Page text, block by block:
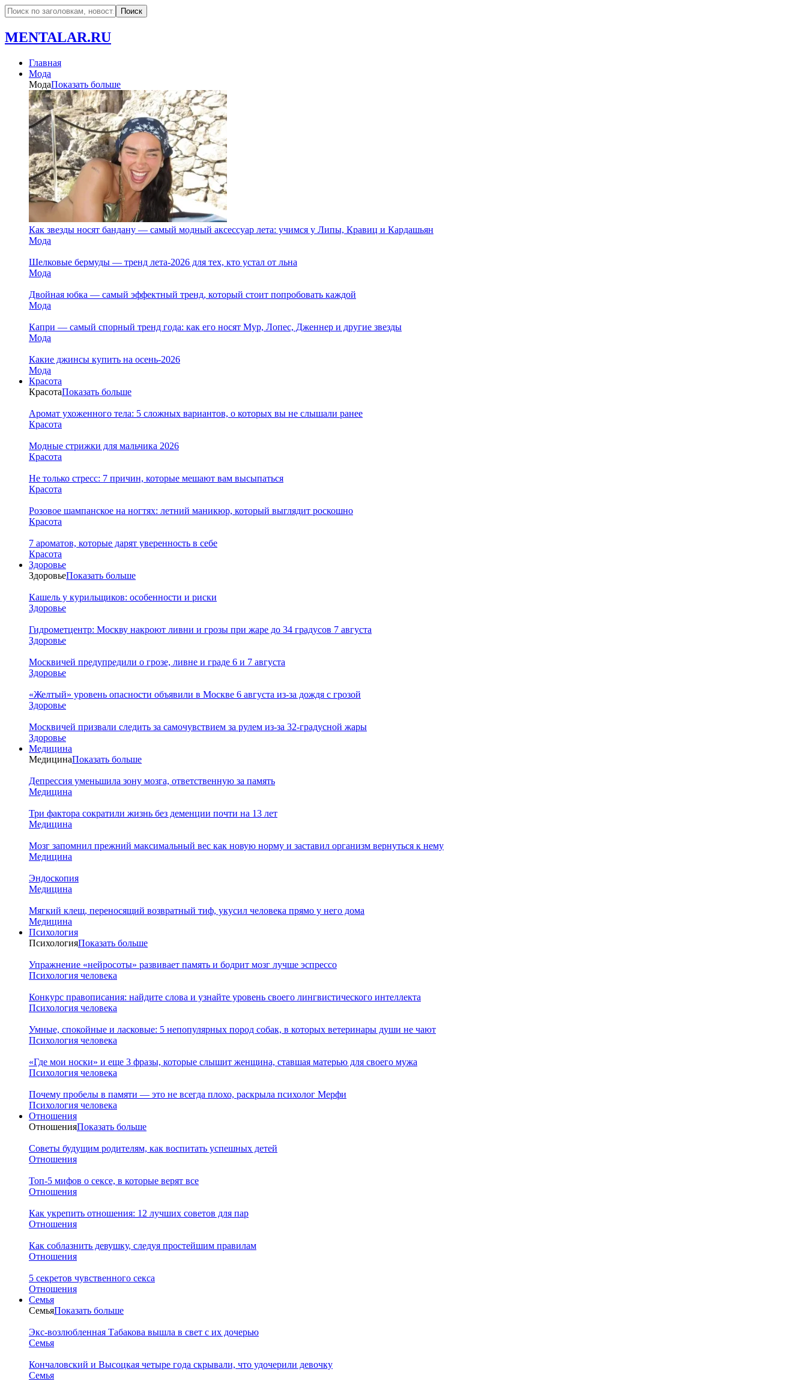
MENTALAR.RU
Главная
Мода
МодаПоказать больше
Как звезды носят бандану — самый модный аксессуар лета: учимся у Липы, Кравиц и Кардашьян
Мода
Шелковые бермуды — тренд лета-2026 для тех, кто устал от льна
Мода
Двойная юбка — самый эффектный тренд, который стоит попробовать каждой
Мода
Капри — самый спорный тренд года: как его носят Мур, Лопес, Дженнер и другие звезды
Мода
Какие джинсы купить на осень-2026
Мода
Красота
КрасотаПоказать больше
Аромат ухоженного тела: 5 сложных вариантов, о которых вы не слышали ранее
Красота
Модные стрижки для мальчика 2026
Красота
Не только стресс: 7 причин, которые мешают вам высыпаться
Красота
Розовое шампанское на ногтях: летний маникюр, который выглядит роскошно
Красота
7 ароматов, которые дарят уверенность в себе
Красота
Здоровье
ЗдоровьеПоказать больше
Кашель у курильщиков: особенности и риски
Здоровье
Гидрометцентр: Москву накроют ливни и грозы при жаре до 34 градусов 7 августа
Здоровье
Москвичей предупредили о грозе, ливне и граде 6 и 7 августа
Здоровье
«Желтый» уровень опасности объявили в Москве 6 августа из-за дождя с грозой
Здоровье
Москвичей призвали следить за самочувствием за рулем из-за 32-градусной жары
Здоровье
Медицина
МедицинаПоказать больше
Депрессия уменьшила зону мозга, ответственную за память
Медицина
Три фактора сократили жизнь без деменции почти на 13 лет
Медицина
Мозг запомнил прежний максимальный вес как новую норму и заставил организм вернуться к нему
Медицина
Эндоскопия
Медицина
Мягкий клещ, переносящий возвратный тиф, укусил человека прямо у него дома
Медицина
Психология
ПсихологияПоказать больше
Упражнение «нейросоты» развивает память и бодрит мозг лучше эспрессо
Психология человека
Конкурс правописания: найдите слова и узнайте уровень своего лингвистического интеллекта
Психология человека
Умные, спокойные и ласковые: 5 непопулярных пород собак, в которых ветеринары души не чают
Психология человека
«Где мои носки» и еще 3 фразы, которые слышит женщина, ставшая матерью для своего мужа
Психология человека
Почему пробелы в памяти — это не всегда плохо, раскрыла психолог Мерфи
Психология человека
Отношения
ОтношенияПоказать больше
Советы будущим родителям, как воспитать успешных детей
Отношения
Топ-5 мифов о сексе, в которые верят все
Отношения
Как укрепить отношения: 12 лучших советов для пар
Отношения
Как соблазнить девушку, следуя простейшим правилам
Отношения
5 секретов чувственного секса
Отношения
Семья
СемьяПоказать больше
Экс-возлюбленная Табакова вышла в свет с их дочерью
Семья
Кончаловский и Высоцкая четыре года скрывали, что удочерили девочку
Семья